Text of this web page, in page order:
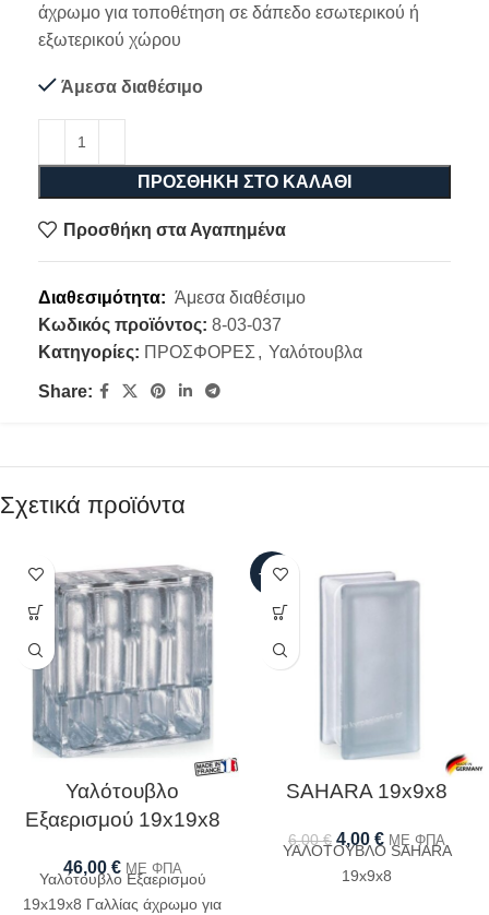
άχρωμο για τοποθέτηση σε δάπεδο εσωτερικού ή
εξωτερικού χώρου
Άμεσα διαθέσιμο
ΠΡΟΣΘΉΚΗ ΣΤΟ ΚΑΛΆΘΙ
Προσθήκη στα Αγαπημένα
Διαθεσιμότητα: Άμεσα διαθέσιμο
Κωδικός προϊόντος: 8-03-037
Κατηγορίες: ΠΡΟΣΦΟΡΕΣ , Υαλότουβλα
Share:
Σχετικά προϊόντα
Υαλότουβλο
Εξαερισμού 19x19x8
46,00 € ΜΕ ΦΠΑ
Υαλότουβλο Εξαερισμού
19x19x8 Γαλλίας άχρωμο για
-33%
SAHARA 19x9x8
6,00€ 4,00 € ΜΕ ΦΠΑ
ΥΑΛΟΤΟΥΒΛΟ SAHARA
19x9x8